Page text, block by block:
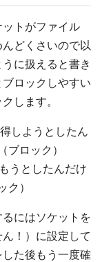
トがファイル
どくさいので以
に扱えると書き
ロックしやすい
します。
しようとしたん
ロック）
うとしたんだけ
）
にはソケットを
！）に設定して
た後もう一度確